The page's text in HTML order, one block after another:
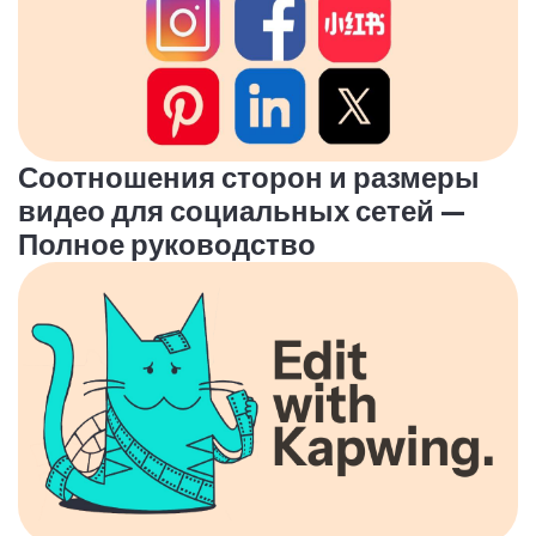
Соотношения сторон и размеры
видео для социальных сетей —
Полное руководство